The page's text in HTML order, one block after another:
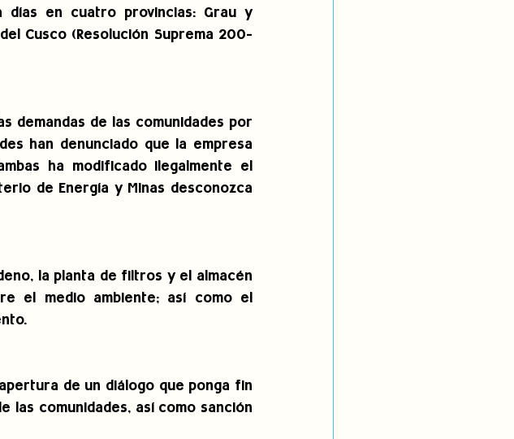
días en cuatro provincias: Grau y
Cusco (Resolución Suprema 200-
demandas de las comunidades por
han denunciado que la empresa
ha modificado ilegalmente el
de Energía y Minas desconozca
la planta de filtros y el almacén
el medio ambiente; así como el
de un diálogo que ponga fin
las comunidades, así como sanción